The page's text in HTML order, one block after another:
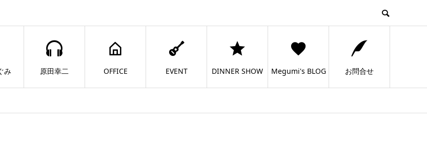
み 原田幸二 OFFICE EVENT DINNER SHOW Megumi's BLOG お問合せ